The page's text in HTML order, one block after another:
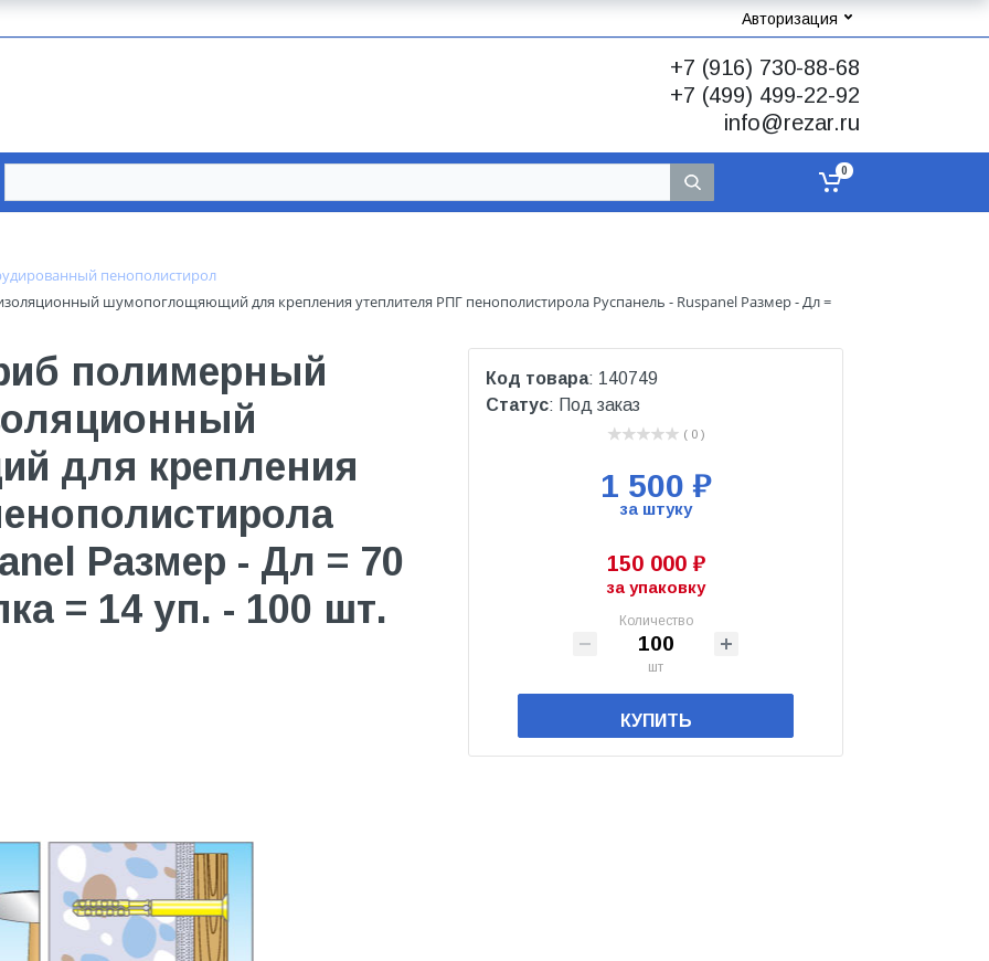
Авторизация
+7 (916) 730-88-68
+7 (499) 499-22-92
info@rezar.ru
0
пенополистирол
шумопоглощяющий для крепления утеплителя РПГ пенополистирола Руспанель - Ruspanel Размер - Дл =
полимерный
для крепления
Размер - Дл = 70
= 14 уп. - 100 шт.
Код товара: 140749
Статус: Под заказ
( 0 )
1 500 ₽
за штуку
150 000 ₽
за упаковку
Количество
шт
КУПИТЬ